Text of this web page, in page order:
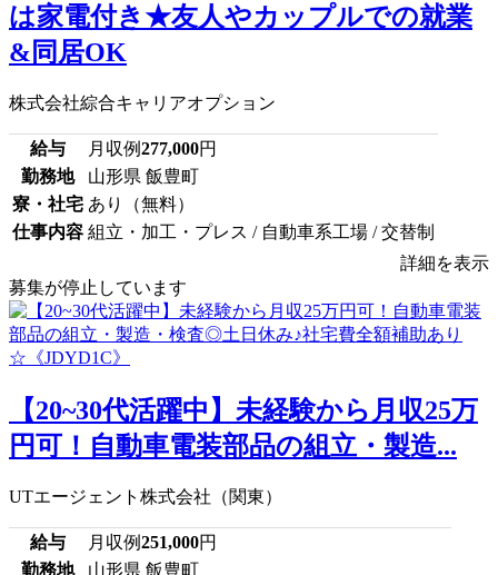
は家電付き★友人やカップルでの就業
&同居OK
株式会社綜合キャリアオプション
給与 月収例277,000円
勤務地
山形県 飯豊町
寮・社宅 あり（無料）
仕事内容 組立・加工・プレス / 自動車系工場 / 交替制
詳細を表示
募集が停止しています
【20~30代活躍中】未経験から月収25万
円可！自動車電装部品の組立・製造...
UTエージェント株式会社（関東）
給与 月収例251,000円
勤務地
山形県 飯豊町